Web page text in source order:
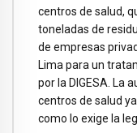
centros de salud,
toneladas de
de empresas
Lima para un
por la DIGESA. La
centros de salud
como lo exige la